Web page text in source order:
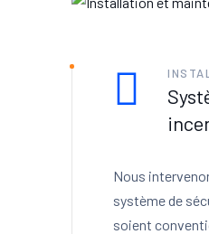
Nous
système de
soient